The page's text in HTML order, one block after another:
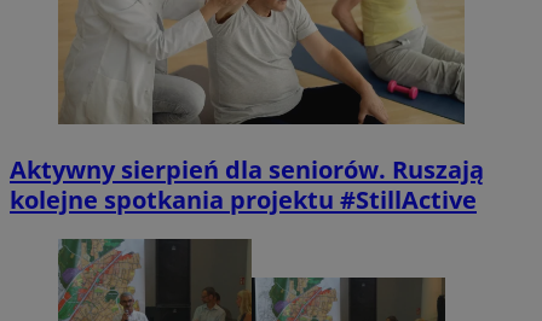
Aktywny sierpień dla seniorów. Ruszają
kolejne spotkania projektu #StillActive